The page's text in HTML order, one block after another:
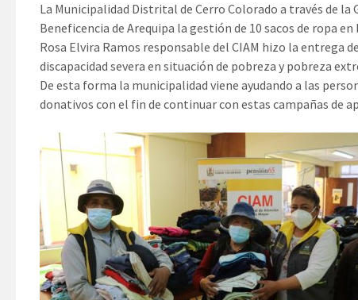
La Municipalidad Distrital de Cerro Colorado a través de
Beneficencia de Arequipa la gestión de 10 sacos de ropa
Rosa Elvira Ramos responsable del CIAM hizo la entrega
discapacidad severa en situación de pobreza y pobreza
De esta forma la municipalidad viene ayudando a las
donativos con el fin de continuar con estas campañas de